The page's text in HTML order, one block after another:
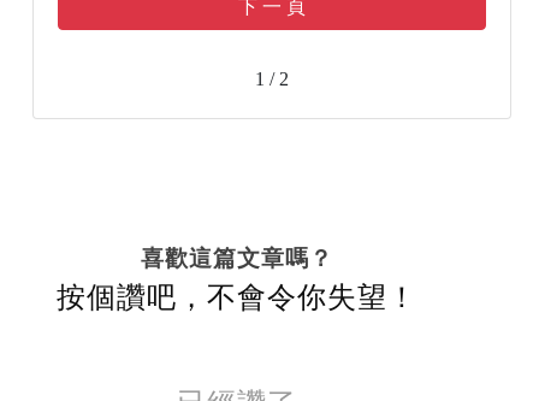
下 一 頁
1 / 2
喜歡這篇文章嗎？
按個讚吧，不會令你失望！